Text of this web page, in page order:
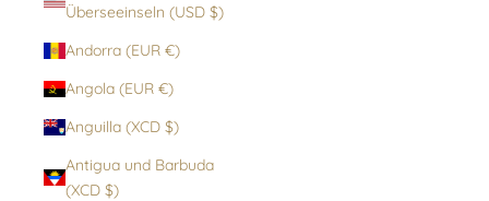
Überseeinseln (USD $)
Andorra (EUR €)
Angola (EUR €)
Anguilla (XCD $)
Antigua und Barbuda
(XCD $)